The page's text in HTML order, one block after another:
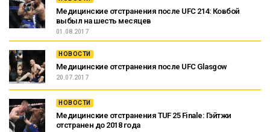
Медицинские отстранения после UFC 214: Ковбой
выбыл на шесть месяцев
01.08.2017
НОВОСТИ
Медицинские отстранения после UFC Glasgow
20.07.2017
НОВОСТИ
Медицинские отстранения TUF 25 Finale: Гэйтжи
отстранен до 2018 года